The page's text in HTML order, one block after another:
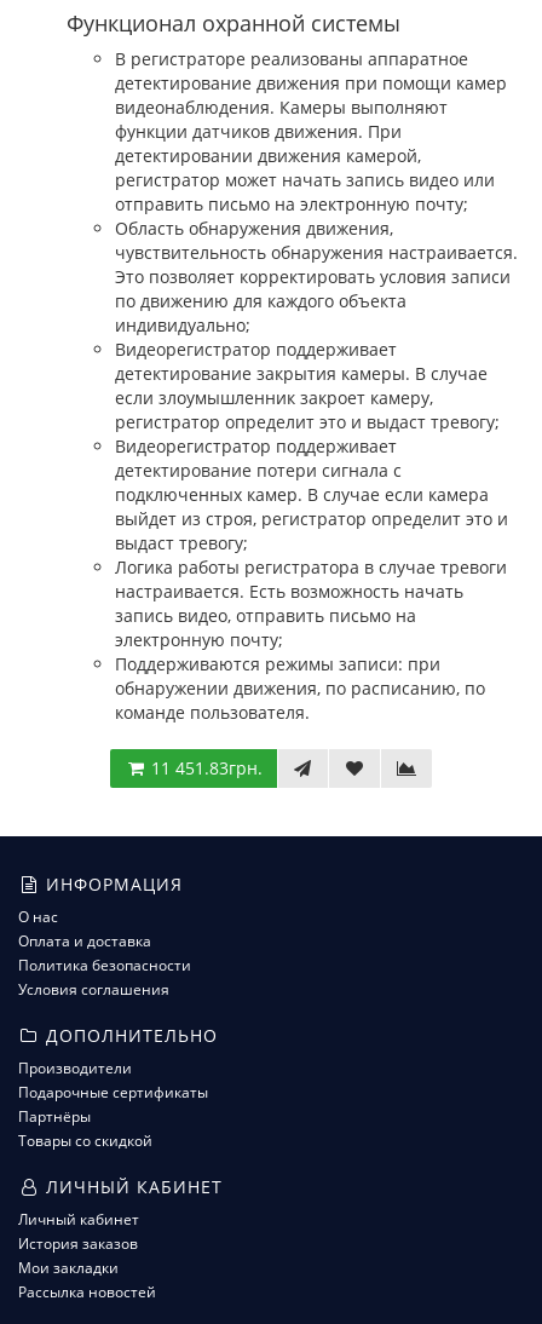
Функционал охранной системы
В регистраторе реализованы аппаратное
детектирование движения при помощи камер
видеонаблюдения. Камеры выполняют
функции датчиков движения. При
детектировании движения камерой,
регистратор может начать запись видео или
отправить письмо на электронную почту;
Область обнаружения движения,
чувствительность обнаружения настраивается.
Это позволяет корректировать условия записи
по движению для каждого объекта
индивидуально;
Видеорегистратор поддерживает
детектирование закрытия камеры. В случае
если злоумышленник закроет камеру,
регистратор определит это и выдаст тревогу;
Видеорегистратор поддерживает
детектирование потери сигнала с
подключенных камер. В случае если камера
выйдет из строя, регистратор определит это и
выдаст тревогу;
Логика работы регистратора в случае тревоги
настраивается. Есть возможность начать
запись видео, отправить письмо на
электронную почту;
Поддерживаются режимы записи: при
обнаружении движения, по расписанию, по
команде пользователя.
11 451.83грн.
ИНФОРМАЦИЯ
О нас
Оплата и доставка
Политика безопасности
Условия соглашения
ДОПОЛНИТЕЛЬНО
Производители
Подарочные сертификаты
Партнёры
Товары со скидкой
ЛИЧНЫЙ КАБИНЕТ
Личный кабинет
История заказов
Мои закладки
Рассылка новостей